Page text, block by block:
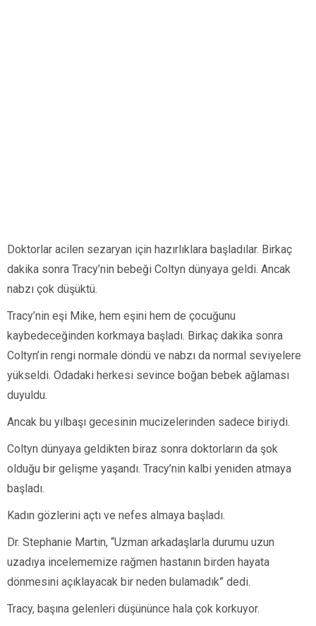
Doktorlar acilen sezaryan için hazırlıklara başladılar. Birkaç
dakika sonra Tracy’nin bebeği Coltyn dünyaya geldi. Ancak
nabzı çok düşüktü.
Tracy’nin eşi Mike, hem eşini hem de çocuğunu
kaybedeceğinden korkmaya başladı. Birkaç dakika sonra
Coltyn’in rengi normale döndü ve nabzı da normal seviyelere
yükseldi. Odadaki herkesi sevince boğan bebek ağlaması
duyuldu.
Ancak bu yılbaşı gecesinin mucizelerinden sadece biriydi.
Coltyn dünyaya geldikten biraz sonra doktorların da şok
olduğu bir gelişme yaşandı. Tracy’nin kalbi yeniden atmaya
başladı.
Kadın gözlerini açtı ve nefes almaya başladı.
Dr. Stephanie Martin, “Uzman arkadaşlarla durumu uzun
uzadıya incelememize rağmen hastanın birden hayata
dönmesini açıklayacak bir neden bulamadık” dedi.
Tracy, başına gelenleri düşününce hala çok korkuyor.